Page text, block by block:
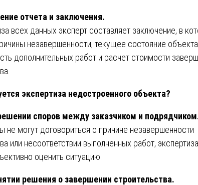
отчета и заключения.
всех данных эксперт составляет заключение, в
незавершенности, текущее состояние
дополнительных работ и расчет стоимости
экспертиза недостроенного объекта?
споров между заказчиком и
не могут договориться о причине незавершенности
или несоответствии выполненных работ, экспертиза
оценить ситуацию.
решения о завершении строительства.